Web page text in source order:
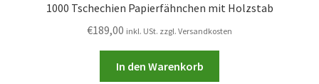
1000 Tschechien Papierfähnchen mit Holzstab
€189,00 inkl. USt. zzgl. Versandkosten
In den Warenkorb